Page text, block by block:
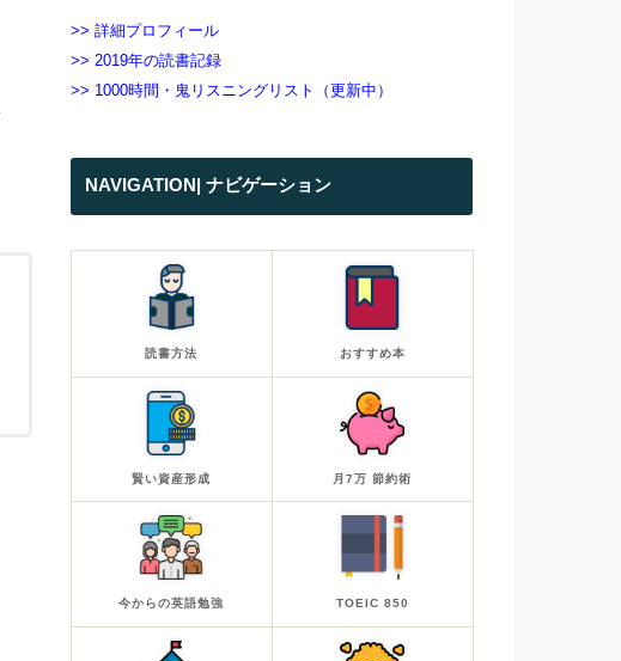
>> 詳細プロフィール
>> 2019年の読書記録
>> 1000時間・鬼リスニングリスト（更新中）
NAVIGATION| ナビゲーション
読書方法 おすすめ本
賢い資産形成 月7万 節約術
今からの英語勉強 TOEIC 850